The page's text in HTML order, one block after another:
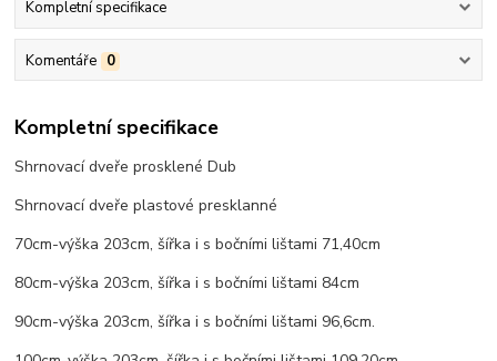
Kompletní specifikace
Komentáře 0
Kompletní specifikace
Shrnovací dveře prosklené Dub
Shrnovací dveře plastové presklanné
70cm-výška 203cm, šířka i s bočními lištami 71,40cm
80cm-výška 203cm, šířka i s bočními lištami 84cm
90cm-výška 203cm, šířka i s bočními lištami 96,6cm.